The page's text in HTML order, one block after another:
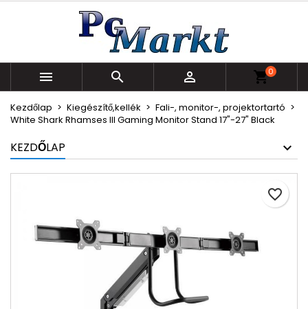
   shopping_cart0
Kezdőlap Kiegészítő,kellék
Fali-, monitor-, projektortartó
White Shark Rhamses III Gaming Monitor Stand 17"-27" Black
KEZDŐLAP
favorite_border
Kívánságlistáim
add_circle_outline Új lista létrehozása
Kívánságlista létrehozása
Kívánságlista neve
Bejelentkezés
Be kell jelentkezned a termékek kívánságlistába
történő mentéséhez.
Mégsem Bejelentkezés